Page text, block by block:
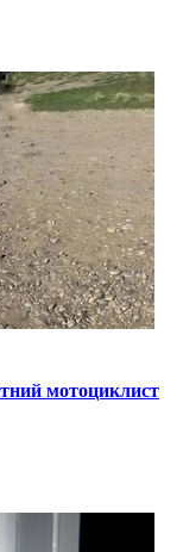
мотоциклист